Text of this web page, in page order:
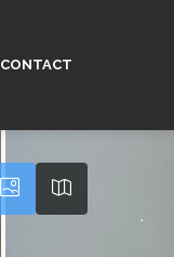
CONTACT